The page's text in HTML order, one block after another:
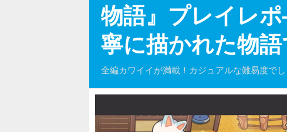
物語』プレイレ
寧に描かれた物
全編カワイイが満載！カジュアルな難易度で